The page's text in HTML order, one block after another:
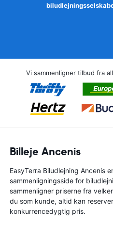
Vi sammenligner tilbud fra
Billeje Ancenis
EasyTerra Biludlejning Ancenis
sammenligningsside for
sammenligner priserne fra
du som kunde, altid kan
konkurrencedygtig pris.